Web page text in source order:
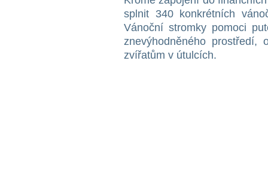
splnit 340 konkrétních
Vánoční stromky pomoci
znevýhodněného prostředí,
zvířatům v útulcích.